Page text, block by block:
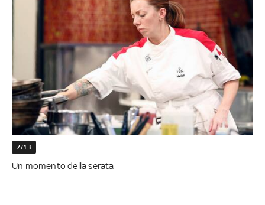
7/13
Un momento della serata